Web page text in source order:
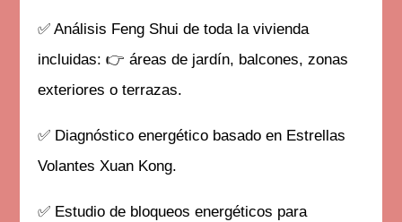
✅ Análisis Feng Shui de toda la vivienda
incluidas: 👉 áreas de jardín, balcones, zonas
exteriores o terrazas.
✅ Diagnóstico energético basado en Estrellas
Volantes Xuan Kong.
✅ Estudio de bloqueos energéticos para